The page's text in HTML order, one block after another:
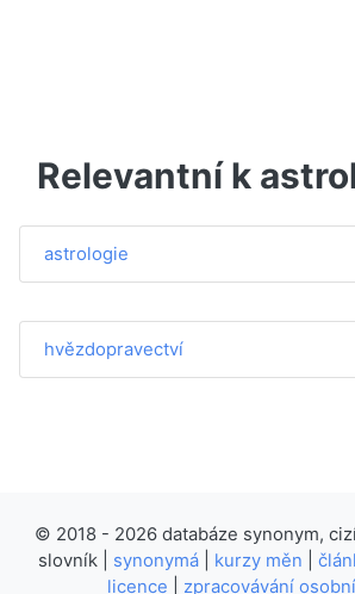
Relevantní k
astrologie
hvězdopravectví
© 2018 - 2026 databáze synonym,
slovník | synonymá kurzy měn
licence
zpracovávání